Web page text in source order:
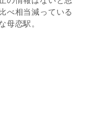
べ相当減っている
母恋駅。